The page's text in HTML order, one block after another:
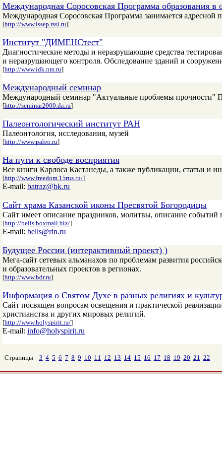
Международная Соросовская Программа образования в
Международная Соросовская Программа занимается
[http://www.issep.rssi.ru]
Институт "ДИМЕНСтест"
Диагностические методы и неразрушающие средства
и неразрушающего контроля. Обследование зданий и
[http://www.idk.nm.ru]
Международный семинар
Международный семинар "Актуальные проблемы прочности"
[http://seminar2000.da.ru]
Палеонтологический институт РАН
Палеонтология, исследования, музей
[http://www.paleo.ru]
На пути к свободе восприятия
Все книги Карлоса Кастанеды, а также публикации, статьи и
[http://www.freedom.15rus.ru/]
E-mail: batraz@bk.ru
Сайт храма Казанской иконы Пресвятой Богородицы
Сайт имеет описание праздников, молитвы, описание событий
[http://bells.boxmail.biz/]
E-mail: bells@rin.ru
Будущее России (интерактивный проект) )
Мега-сайт сетевых альманахов по проблемам развития
и образовательных проектов в регионах.
[http://www.bdr.ru]
Информация о Святом Духе в разных религиях и
Сайт посвящен вопросам освещения и практической
христианства и других мировых религий.
[http://www.holyspirit.ru/]
E-mail: info@holyspirit.ru
Страницы 3 4 5 6 7 8 9 10 11 12 13 14 15 16 17 18 19 20 21 22